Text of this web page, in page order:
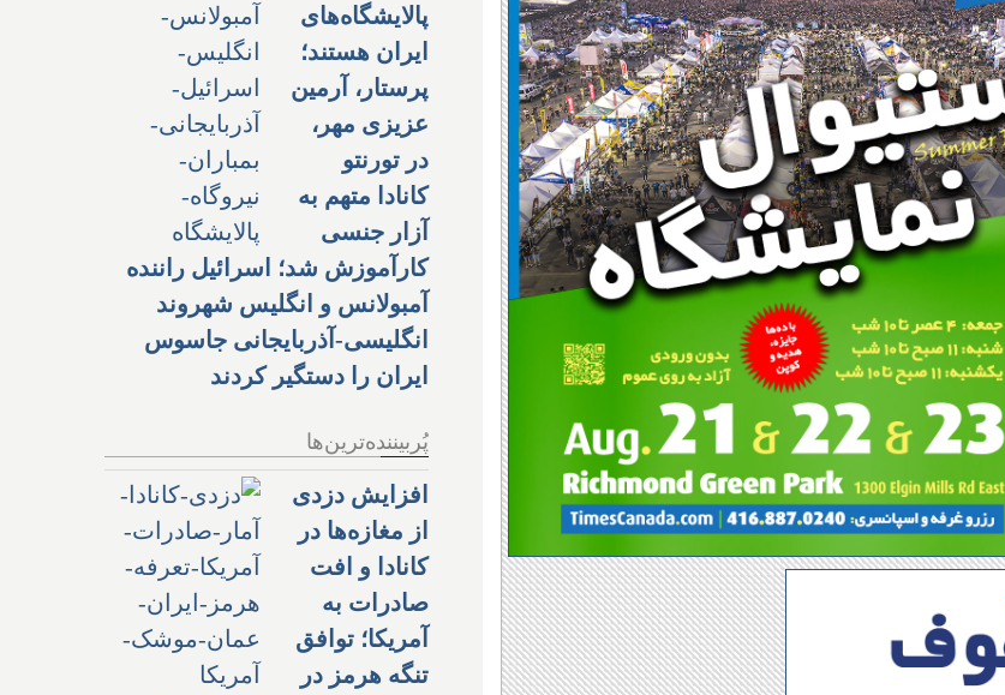
پالایشگاه‌های
ایران هستند؛
پرستار، آرمین
عزیزی مهر،
در تورنتو
کانادا متهم به
آزار جنسی
کارآموزش شد؛ اسرائیل راننده
آمبولانس و انگلیس شهروند
انگلیسی-آذربایجانی جاسوس
ایران را دستگیر کردند
پُربیننده‌ترین‌ها
افزایش دزدی
از مغازه‌ها در
کانادا و افت
صادرات به
آمریکا؛ توافق
تنگه هرمز در